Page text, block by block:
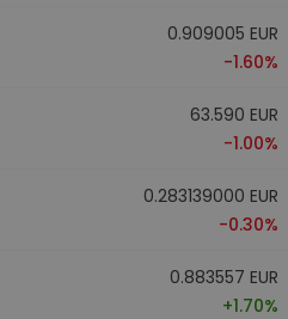
0.909005 EUR
-1.60%
63.590 EUR
-1.00%
0.283139000 EUR
-0.30%
0.883557 EUR
+1.70%